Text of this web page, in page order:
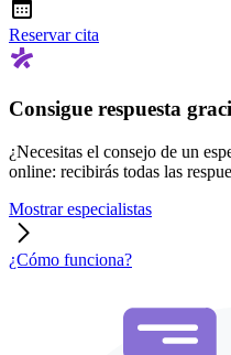
Reservar cita
Consigue respuesta
¿Necesitas el consejo de un
online: recibirás todas las
Mostrar especialistas
¿Cómo funciona?